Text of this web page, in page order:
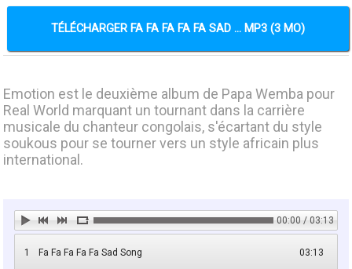
TÉLÉCHARGER FA FA FA FA FA SAD ... MP3 (3 MO)
Emotion est le deuxième album de Papa Wemba pour
Real World marquant un tournant dans la carrière
musicale du chanteur congolais, s'écartant du style
soukous pour se tourner vers un style africain plus
international.
00:00 / 03:13
1 03:13
Fa Fa Fa Fa Fa Sad Song